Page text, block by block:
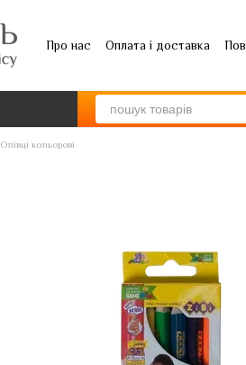
Про нас Оплата і доставка
Олівці кольорові